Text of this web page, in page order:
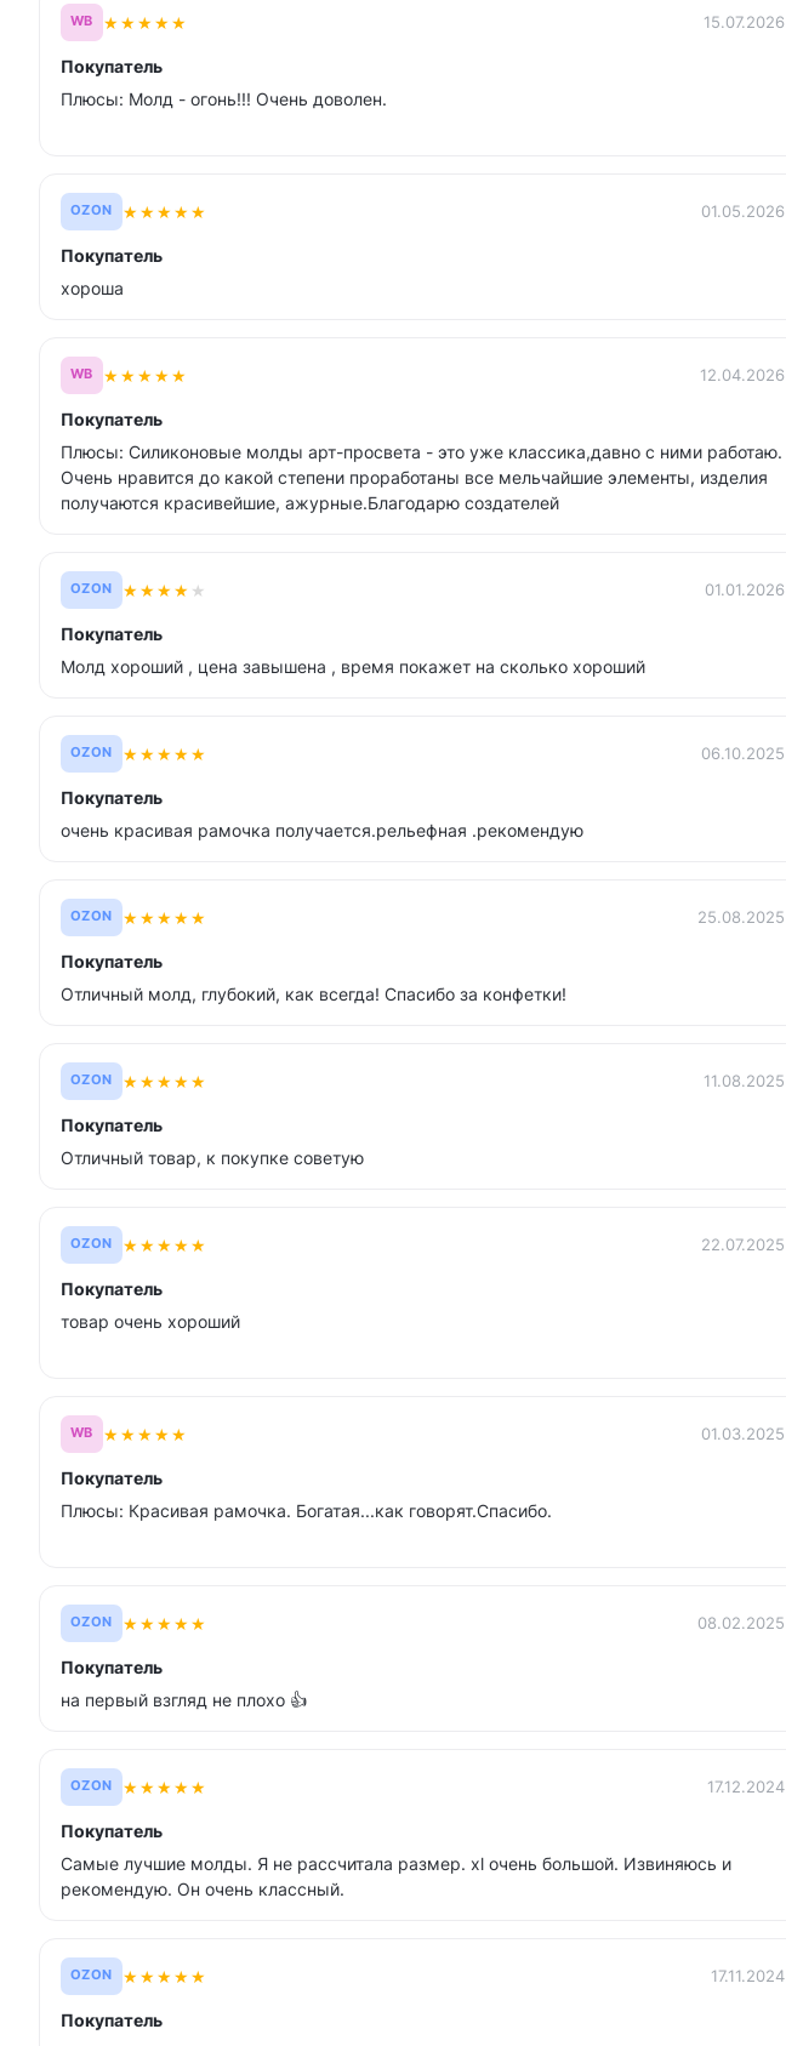
WB ★★★★★ 15.07.2026
Покупатель
Плюсы: Молд - огонь!!! Очень доволен.
OZON ★★★★★ 01.05.2026
Покупатель
хороша
WB ★★★★★ 12.04.2026
Покупатель
Плюсы: Силиконовые молды арт-просвета - это уже классика,давно с ними работаю.
Очень нравится до какой степени проработаны все мельчайшие элементы, изделия
получаются красивейшие, ажурные.Благодарю создателей
OZON ★★★★ ★ 01.01.2026
Покупатель
Молд хороший , цена завышена , время покажет на сколько хороший
OZON ★★★★★ 06.10.2025
Покупатель
очень красивая рамочка получается.рельефная .рекомендую
OZON ★★★★★ 25.08.2025
Покупатель
Отличный молд, глубокий, как всегда! Спасибо за конфетки!
OZON ★★★★★ 11.08.2025
Покупатель
Отличный товар, к покупке советую
OZON ★★★★★ 22.07.2025
Покупатель
товар очень хороший
WB ★★★★★ 01.03.2025
Покупатель
Плюсы: Красивая рамочка. Богатая...как говорят.Спасибо.
OZON ★★★★★ 08.02.2025
Покупатель
на первый взгляд не плохо 👍
OZON ★★★★★ 17.12.2024
Покупатель
Самые лучшие молды. Я не рассчитала размер. xl очень большой. Извиняюсь и
рекомендую. Он очень классный.
OZON ★★★★★ 17.11.2024
Покупатель